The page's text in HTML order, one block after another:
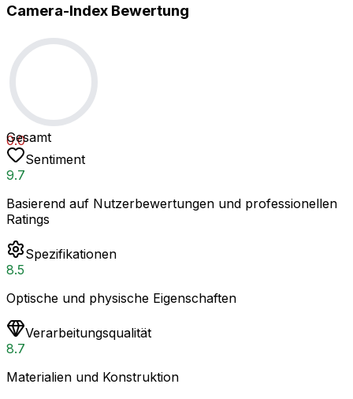
Camera-Index Bewertung
0.0
Gesamt
Sentiment
9.7
Basierend auf Nutzerbewertungen und professionellen
Ratings
Spezifikationen
8.5
Optische und physische Eigenschaften
Verarbeitungsqualität
8.7
Materialien und Konstruktion